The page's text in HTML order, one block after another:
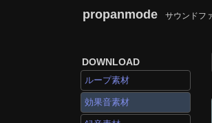
propanmode サウンドフ
DOWNLOAD
ループ素材
効果音素材